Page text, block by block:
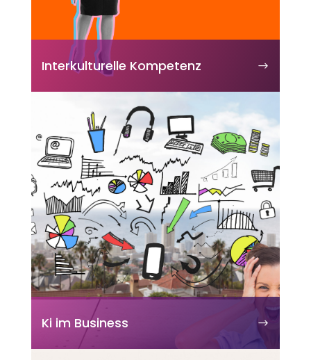
Interkulturelle Kompetenz
Ki im Business